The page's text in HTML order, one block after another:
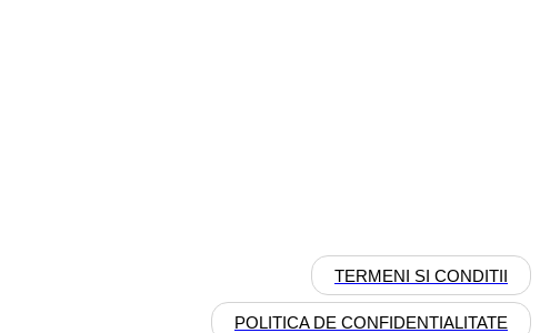
TERMENI SI CONDITII
POLITICA DE CONFIDENTIALITATE